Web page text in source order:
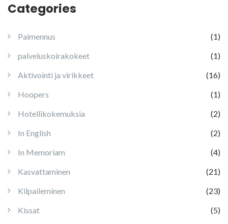
Categories
Paimennus
(1)
palveluskoirakokeet
(1)
Aktivointi ja virikkeet
(16)
Hoopers
(1)
Hotellikokemuksia
(2)
In English
(2)
In Memoriam
(4)
Kasvattaminen
(21)
Kilpaileminen
(23)
Kissat
(5)